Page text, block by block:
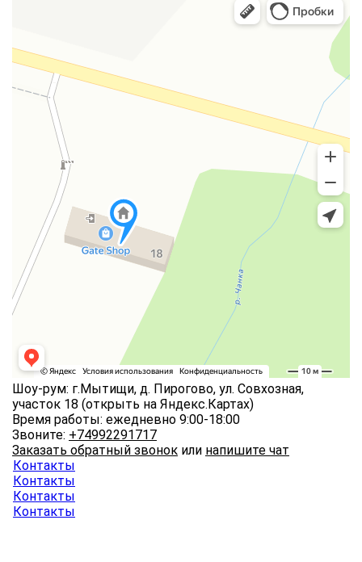
Шоу-рум: г.Мытищи, д. Пирогово, ул. Совхозная,
участок 18 (открыть на Яндекс.Картах)
Время работы: ежедневно 9:00-18:00
Звоните: +74992291717
Заказать обратный звонок или напишите чат
Контакты
Контакты
Контакты
Контакты